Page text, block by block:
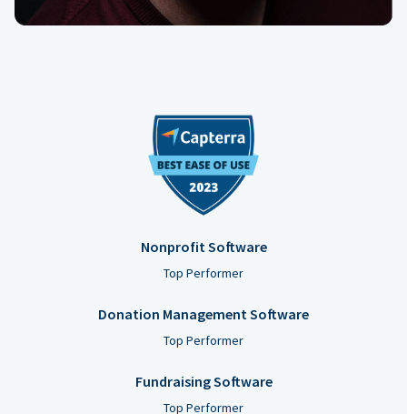
Nonprofit Software
Top Performer
Donation Management Software
Top Performer
Fundraising Software
Top Performer